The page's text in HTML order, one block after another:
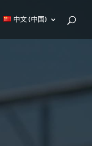
中文 (中国)